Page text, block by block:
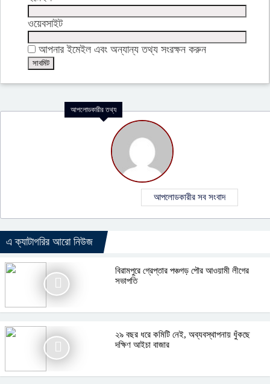
ওয়েবসাইট
আপনার ইমেইল এবং অন্যান্য তথ্য সংরক্ষন করুন
আপলোডকারীর তথ্য
আপলোডকারীর সব সংবাদ
এ ক্যাটাগরির আরো নিউজ
বিরামপুরে গ্রেপ্তার পঞ্চগড় পৌর আওয়ামী লীগের
সভাপতি
২৯ বছর ধরে কমিটি নেই, অব্যবস্থাপনায় ধুঁকছে
দক্ষিণ আইচা বাজার